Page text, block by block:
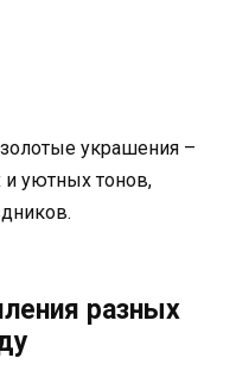
украшения –
и уютных тонов,
разных